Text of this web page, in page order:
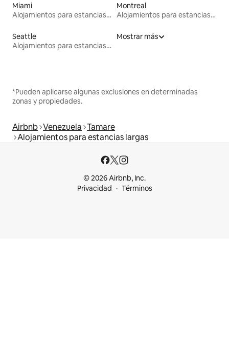
Miami
Alojamientos para estancias largas
Montreal
Alojamientos para estancias largas
Seattle
Alojamientos para estancias largas
Mostrar más
*Pueden aplicarse algunas exclusiones en determinadas
zonas y propiedades.
Airbnb Venezuela Tamare
Alojamientos para estancias largas
© 2026 Airbnb, Inc.
Privacidad
Términos